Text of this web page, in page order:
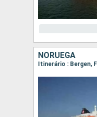
NORUEGA